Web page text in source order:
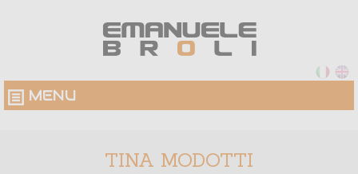
MENU
TINA MODOTTI